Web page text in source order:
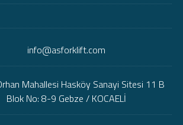
info@asforklift.com
Mahallesi Hasköy Sanayi Sitesi 11 B
Blok No: 8-9 Gebze / KOCAELİ